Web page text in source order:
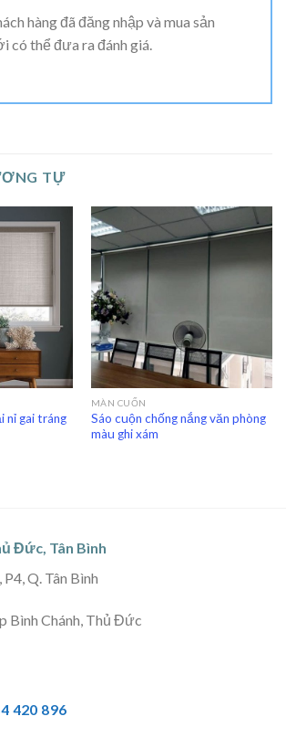
hàng đã đăng nhập và mua sản
có thể đưa ra đánh giá.
TỰ
nỉ gai tráng
MÀN CUỐN
Sáo cuộn chống nắng văn phòng
màu ghi xám
Đức, Tân Bình
Q. Tân Bình
Bình Chánh, Thủ Đức
420 896